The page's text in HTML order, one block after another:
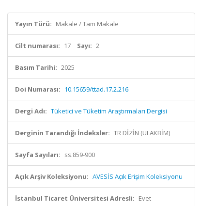
Yayın Türü: Makale / Tam Makale
Cilt numarası: 17 Sayı: 2
Basım Tarihi: 2025
Doi Numarası: 10.15659/ttad.17.2.216
Dergi Adı: Tüketici ve Tüketim Araştırmaları Dergisi
Derginin Tarandığı İndeksler: TR DİZİN (ULAKBİM)
Sayfa Sayıları: ss.859-900
Açık Arşiv Koleksiyonu: AVESİS Açık Erişim Koleksiyonu
İstanbul Ticaret Üniversitesi Adresli: Evet